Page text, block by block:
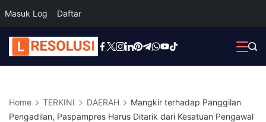
Masuk Log Daftar
Skip
to
Home TERKINI DAERAH
Mangkir terhadap Panggilan
Pengadilan, Paspampres Harus Ditarik dari Kesatuan Pengawal